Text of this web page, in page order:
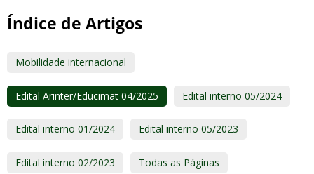
Índice de Artigos
Mobilidade internacional
Edital Arinter/Educimat 04/2025 Edital interno 05/2024
Edital interno 01/2024 Edital interno 05/2023
Edital interno 02/2023 Todas as Páginas